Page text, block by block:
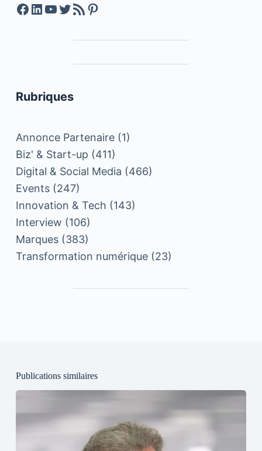
Facebook
LinkedIn
YouTube
Twitter
Feed RSSPinterest
Rubriques
Annonce Partenaire(1)
Biz' & Start-up (411)
Digital & Social Media (466)
Events(247)
Innovation & Tech (143)
Interview (106)
Marques(383)
Transformation numérique(23)
Publications similaires